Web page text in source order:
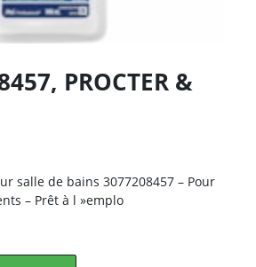
PROCTER &
salle de bains 3077208457 – Pour
– Prêt à l »emplo